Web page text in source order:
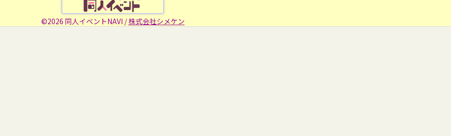
©2026 同人イベントNAVI /株式会社シメケン